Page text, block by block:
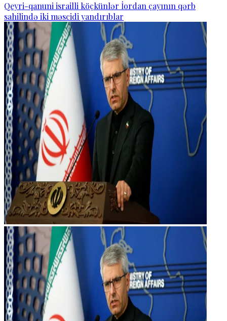
Qeyri-qanuni israilli köçkünlər İordan çayının qərb
sahilində iki məscidi yandırıblar